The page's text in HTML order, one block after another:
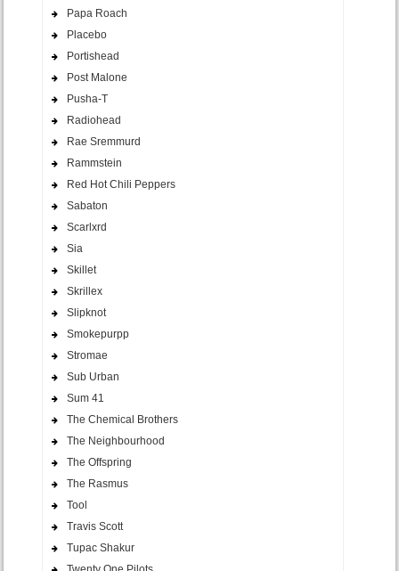
Papa Roach
Placebo
Portishead
Post Malone
Pusha-T
Radiohead
Rae Sremmurd
Rammstein
Red Hot Chili Peppers
Sabaton
Scarlxrd
Sia
Skillet
Skrillex
Slipknot
Smokepurpp
Stromae
Sub Urban
Sum 41
The Chemical Brothers
The Neighbourhood
The Offspring
The Rasmus
Tool
Travis Scott
Tupac Shakur